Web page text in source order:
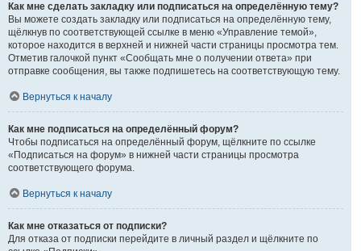
Как мне сделать закладку или подписаться на определённую тему?
Вы можете создать закладку или подписаться на определённую тему,
щёлкнув по соответствующей ссылке в меню «Управление темой»,
которое находится в верхней и нижней части страницы просмотра тем.
Отметив галочкой пункт «Сообщать мне о получении ответа» при
отправке сообщения, вы также подпишетесь на соответствующую тему.
Вернуться к началу
Как мне подписаться на определённый форум?
Чтобы подписаться на определённый форум, щёлкните по ссылке
«Подписаться на форум» в нижней части страницы просмотра
соответствующего форума.
Вернуться к началу
Как мне отказаться от подписки?
Для отказа от подписки перейдите в личный раздел и щёлкните по